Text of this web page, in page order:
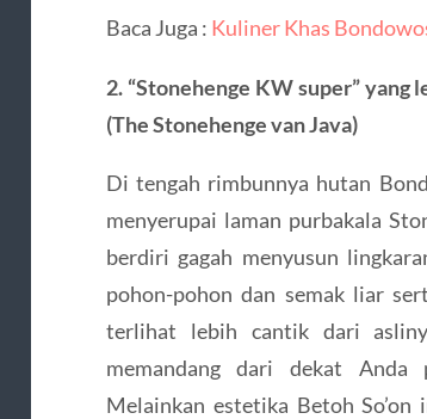
Baca Juga : Kuliner Khas
2. “Stonehenge KW super” yang
(The Stonehenge van Java)
Di tengah rimbunnya hutan
menyerupai laman purbakala
berdiri gagah menyusun
pohon-pohon dan semak liar
terlihat lebih cantik dari
memandang dari dekat Anda
Melainkan estetika Betoh